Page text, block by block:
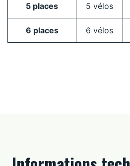
5 places 5 vélos
6 places 6 vélos